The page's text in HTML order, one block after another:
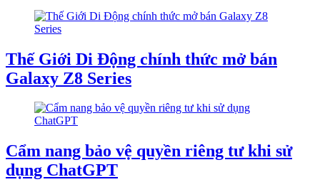
Thế Giới Di Động chính thức mở bán
Galaxy Z8 Series
Cẩm nang bảo vệ quyền riêng tư khi sử
dụng ChatGPT